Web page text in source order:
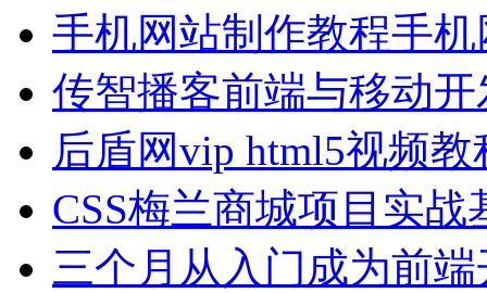
手机网站制作教程手
传智播客前端与移动
后盾网vip html5视频
CSS梅兰商城项目实战
三个月从入门成为前